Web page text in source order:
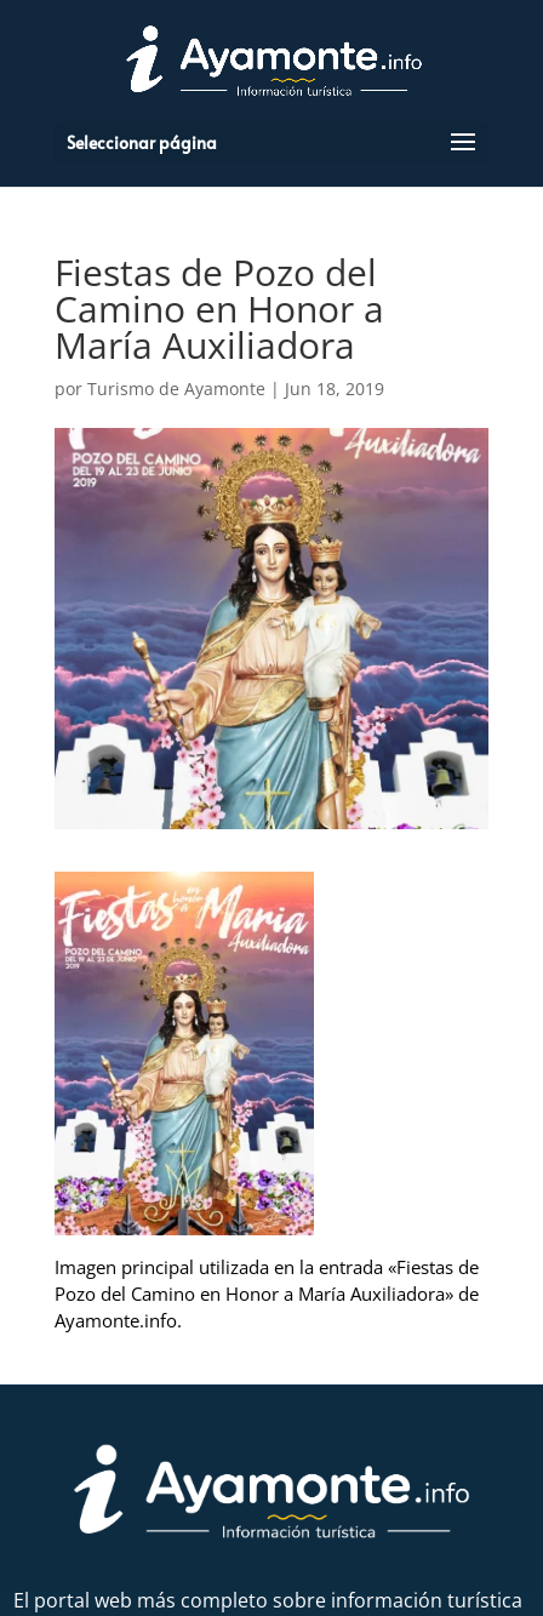
Seleccionar página
Fiestas de Pozo del
Camino en Honor a
María Auxiliadora
por Turismo de Ayamonte | Jun 18, 2019
Imagen principal utilizada en la entrada «Fiestas de
Pozo del Camino en Honor a María Auxiliadora» de
Ayamonte.info.
El portal web más completo sobre información turística